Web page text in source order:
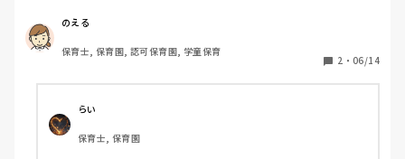
昔と違って裸の子どもの身体に触れるのは良くないような気
がしてしまい、シャワーで流すだけにしているのですが、皆
さんはどうしていますか？
のえる
保育士, 保育園, 認可保育園, 学童保育
2 ・ 06/14
らい
保育士, 保育園